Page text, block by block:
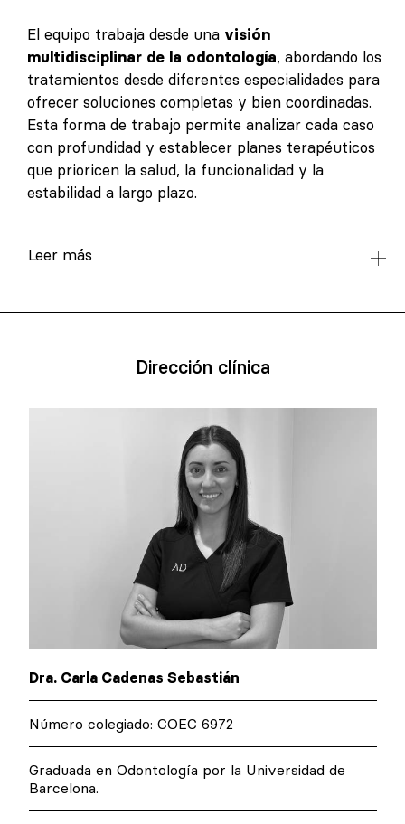
El equipo trabaja desde una visión
multidisciplinar de la odontología, abordando los
tratamientos desde diferentes especialidades para
ofrecer soluciones completas y bien coordinadas.
Esta forma de trabajo permite analizar cada caso
con profundidad y establecer planes terapéuticos
que prioricen la salud, la funcionalidad y la
estabilidad a largo plazo.
Leer más
Dirección clínica
Dra. Carla Cadenas Sebastián
Número colegiado: COEC 6972
Graduada en Odontología por la Universidad de
Barcelona.